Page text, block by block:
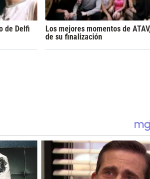
de Delfi
Los mejores momentos de
de su finalización